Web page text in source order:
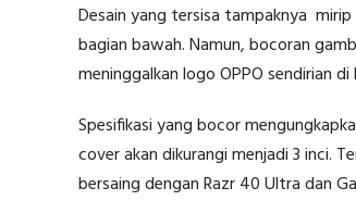
Desain yang tersisa tampaknya mirip
bagian bawah. Namun, bocoran
meninggalkan logo OPPO sendirian
Spesifikasi yang bocor
cover akan dikurangi menjadi 3 inci.
bersaing dengan Razr 40 Ultra dan